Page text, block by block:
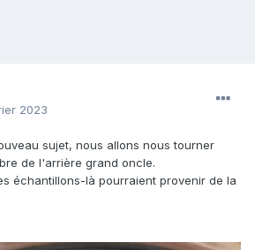
2023
sujet, nous allons nous tourner
de l'arrière grand oncle.
échantillons-là pourraient provenir de la